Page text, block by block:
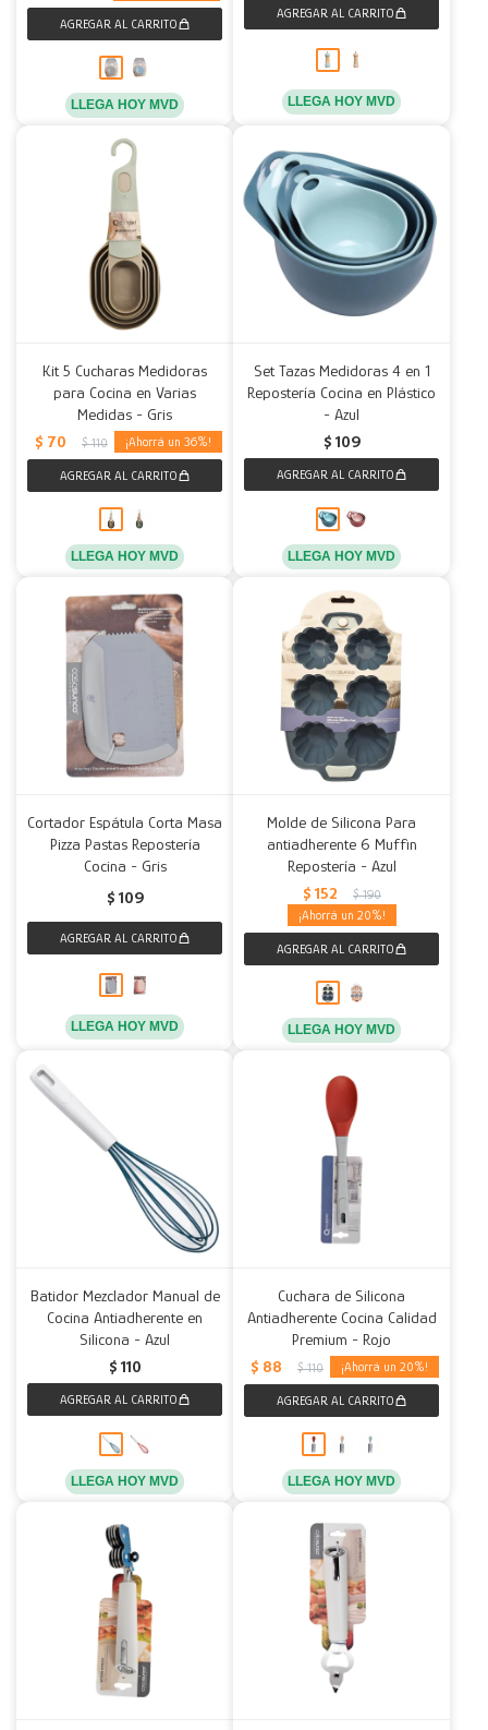
LLEGA HOY MVD LLEGA HOY MVD
Kit 5 Cucharas Medidoras
para Cocina en Varias
Medidas - Gris
$ 70 $ 110 36
LLEGA HOY MVD
Set Tazas Medidoras 4 en 1
Repostería Cocina en Plástico
- Azul
$ 109
LLEGA HOY MVD
Cortador Espátula Corta Masa
Pizza Pastas Repostería
Cocina - Gris
$ 109
LLEGA HOY MVD
Molde de Silicona Para
antiadherente 6 Muffin
Repostería - Azul
$ 152 $ 190
20
LLEGA HOY MVD
Batidor Mezclador Manual de
Cocina Antiadherente en
Silicona - Azul
$ 110
LLEGA HOY MVD
Cuchara de Silicona
Antiadherente Cocina Calidad
Premium - Rojo
$ 88 $ 110 20
LLEGA HOY MVD